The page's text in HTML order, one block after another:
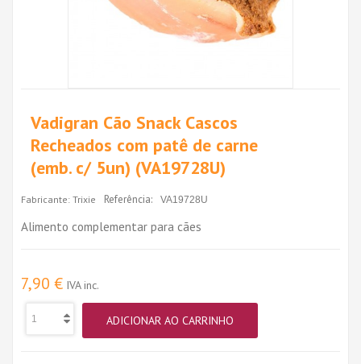
Vadigran Cão Snack Cascos
Recheados com patê de carne
(emb. c/ 5un) (VA19728U)
Fabricante: Trixie Referência: VA19728U
Alimento complementar para cães
7,90 € IVA inc.
ADICIONAR AO CARRINHO